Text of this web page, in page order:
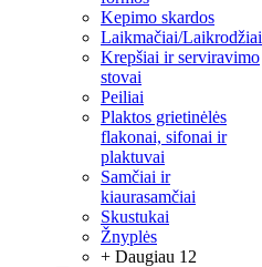
Kepimo skardos
Laikmačiai/Laikrodžiai
Krepšiai ir serviravimo
stovai
Peiliai
Plaktos grietinėlės
flakonai, sifonai ir
plaktuvai
Samčiai ir
kiaurasamčiai
Skustukai
Žnyplės
+ Daugiau 12